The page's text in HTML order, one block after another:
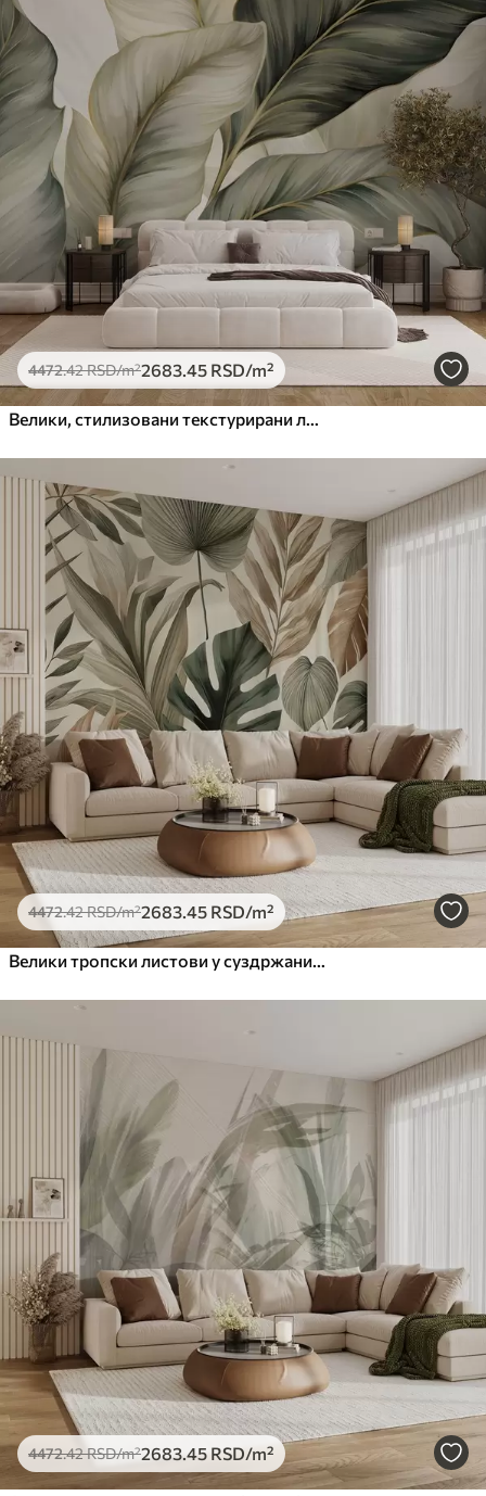
4472.42RSD/m²2683 .45 RSD/m²
4472.42RSD/m²2683 .45 RSD/m²
4472.42RSD/m²2683.45 RSD/m²